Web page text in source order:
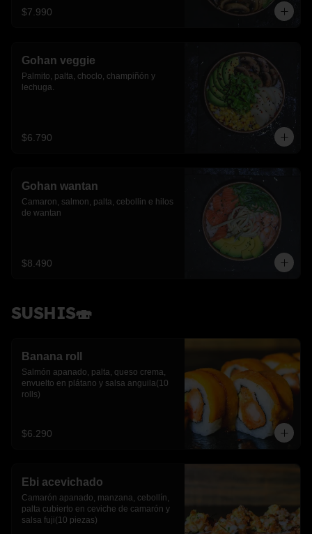
$7.990
Gohan veggie
Palmito, palta, choclo, champiñón y
lechuga.
$6.790
Gohan wantan
Camaron, salmon, palta, cebollin e hilos
de wantan
$8.490
SUSHIS🍣
Banana roll
Salmón apanado, palta, queso crema,
envuelto en plátano y salsa anguila(10
rolls)
$6.290
Ebi acevichado
Camarón apanado, manzana, cebollín,
palta cubierto en ceviche de camarón y
salsa fuji(10 piezas)